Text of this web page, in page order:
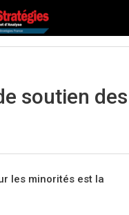
soutien
les minorités est la